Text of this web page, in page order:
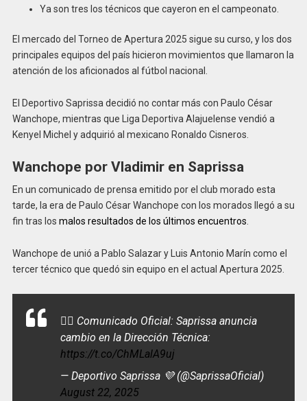
Ya son tres los técnicos que cayeron en el campeonato.
El mercado del Torneo de Apertura 2025 sigue su curso, y los dos
principales equipos del país hicieron movimientos que llamaron la
atención de los aficionados al fútbol nacional.
El Deportivo Saprissa decidió no contar más con Paulo César
Wanchope, mientras que Liga Deportiva Alajuelense vendió a
Kenyel Michel y adquirió al mexicano Ronaldo Cisneros.
Wanchope por Vladimir en Saprissa
En un comunicado de prensa emitido por el club morado esta
tarde, la era de Paulo César Wanchope con los morados llegó a su
fin tras los malos resultados de los últimos encuentros.
Wanchope de unió a Pablo Salazar y Luis Antonio Marín como el
tercer técnico que quedó sin equipo en el actual Apertura 2025.
✍🏻 Comunicado Oficial: Saprissa anuncia
cambio en la Dirección Técnica:
https://t.co/ChMLalA9uj
— Deportivo Saprissa 💜 (@SaprissaOficial)
August 22, 2025